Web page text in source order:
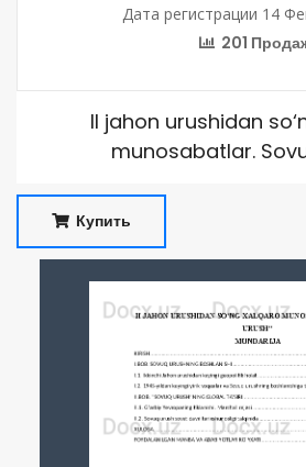
Дата регистрации 14
201
II jahon urushidan
munosabatlar.
Купить